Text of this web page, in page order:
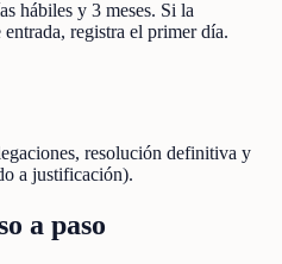
hábiles y 3 meses. Si la
registra el primer día.
resolución definitiva y
a justificación).
a paso